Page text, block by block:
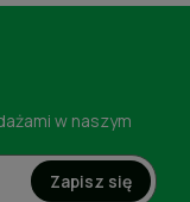
w naszym
Zapisz się